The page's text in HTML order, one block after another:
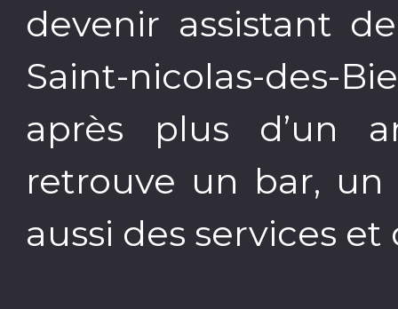
devenir assistant
Saint-nicolas-des-
après plus d’un
retrouve un bar, un
aussi des services